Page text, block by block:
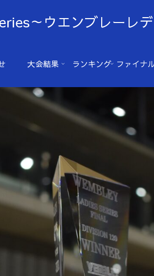
～ウエンブレーレ
大会結果 ランキング